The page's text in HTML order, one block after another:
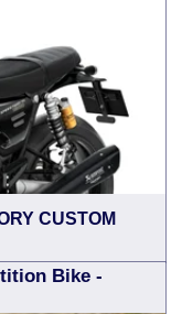
CUSTOM
Bike -